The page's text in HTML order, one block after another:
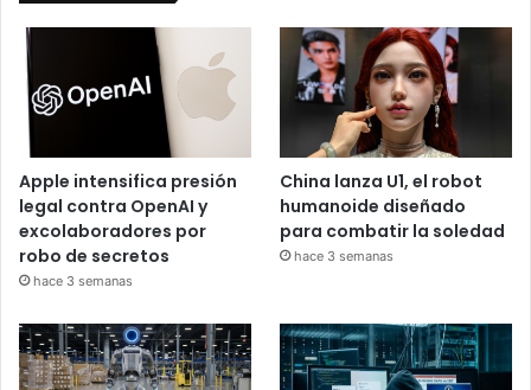
Apple intensifica presión
legal contra OpenAI y
excolaboradores por
robo de secretos
hace 3 semanas
China lanza U1, el robot
humanoide diseñado
para combatir la soledad
hace 3 semanas